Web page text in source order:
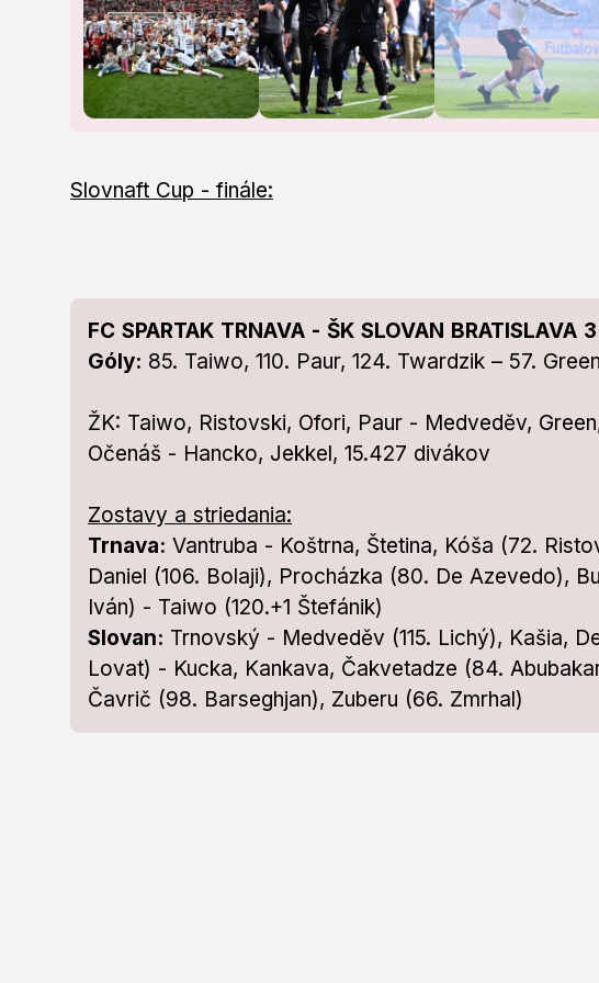
Slovnaft Cup - finále:
FC SPARTAK TRNAVA - ŠK SLOVAN BRATISLAVA
Góly: 85. Taiwo, 110. Paur, 124. Twardzik – 57. Green
ŽK: Taiwo, Ristovski, Ofori, Paur - Medveděv,
Očenáš - Hancko, Jekkel, 15.427 divákov
Zostavy a striedania:
Trnava: Vantruba - Koštrna, Štetina, Kóša (72.
Daniel (106. Bolaji), Procházka (80. De Azevedo),
Iván) - Taiwo (120.+1 Štefánik)
Slovan: Trnovský - Medveděv (115. Lichý), Kašia,
Lovat) - Kucka, Kankava, Čakvetadze (84.
Čavrič (98. Barseghjan), Zuberu (66. Zmrhal)